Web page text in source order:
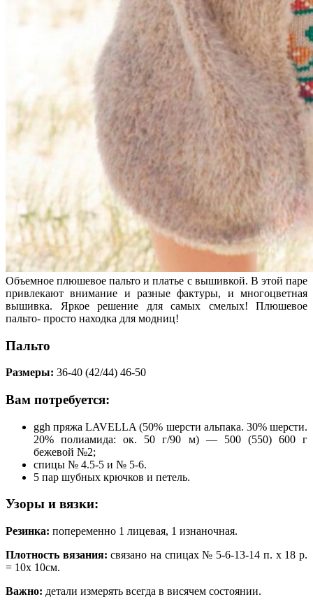
Объемное плюшевое пальто и платье с вышивкой. В этой паре
привлекают внимание и разные фактуры, и многоцветная
вышивка. Яркое решение для самых смелых! Плюшевое
пальто- просто находка для модниц!
Пальто
Размеры: 36-40 (42/44) 46-50
Вам потребуется:
ggh пряжа LAVELLA (50% шерсти альпака. 30% шерсти.
20% полиамида: ок. 50 г/90 м) — 500 (550) 600 г
бежевой №2;
спицы № 4.5-5 и № 5-6.
5 пар шубных крючков и петель.
Узоры и вязки:
Резинка: попеременно 1 лицевая, 1 изнаночная.
Плотность вязания: связано на спицах № 5-6-13-14 п. х 18 р.
= 10х 10см.
Важно: детали измерять всегда в висячем состоянии.